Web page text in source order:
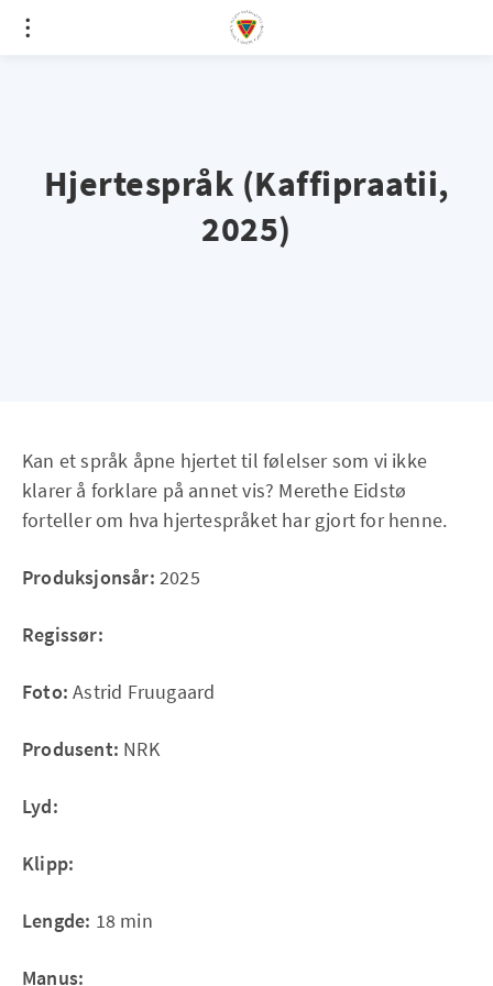
Hjertespråk (Kaffipraatii,
2025)
Kan et språk åpne hjertet til følelser som vi ikke
klarer å forklare på annet vis? Merethe Eidstø
forteller om hva hjertespråket har gjort for henne.
Produksjonsår: 2025
Regissør:
Foto: Astrid Fruugaard
Produsent: NRK
Lyd:
Klipp:
Lengde: 18 min
Manus: